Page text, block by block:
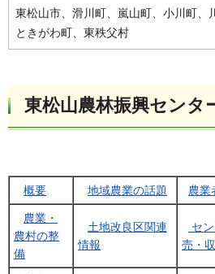
東松山市、滑川町、嵐山町、小川町、
ときがわ町、東秩父村
東松山農林振興センタ
概要 地域農業の話題 農業
農業・
農村の整
備
土地改良区関連
情報
セ
売・